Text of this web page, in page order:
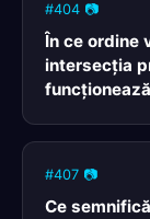
#404 📷
În ce ordine
intersecţia
#407 📷
Ce